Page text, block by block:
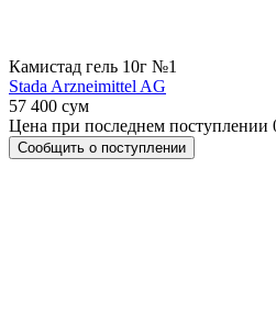
Камистад гель 10г №1
Stada Arzneimittel AG
57 400 сум
Цена при последнем поступлении
Сообщить о поступлении